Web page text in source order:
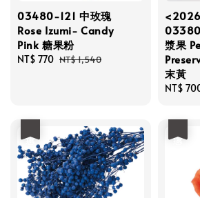
03480-121 中玫瑰
Rose Izumi- Candy
Pink 糖果粉
Sale
NT$ 770 Regular
NT$ 1,540
漿果
末黃
Sale
NT$